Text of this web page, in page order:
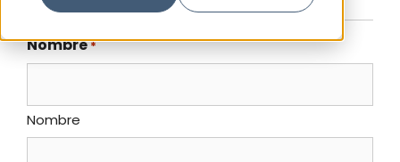
Nombre*
Nombre